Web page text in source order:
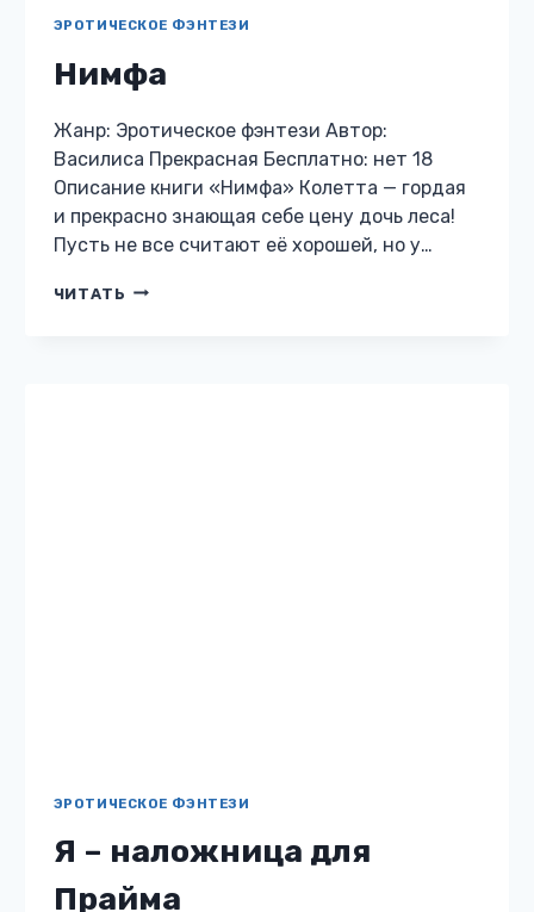
ЭРОТИЧЕСКОЕ ФЭНТЕЗИ
Нимфа
Жанр: Эротическое фэнтези Автор:
Василиса Прекрасная Бесплатно: нет 18
Описание книги «Нимфа» Колетта — гордая
и прекрасно знающая себе цену дочь леса!
Пусть не все считают её хорошей, но у…
ЧИТАТЬ НИМФА
ЭРОТИЧЕСКОЕ ФЭНТЕЗИ
Я – наложница для
Прайма